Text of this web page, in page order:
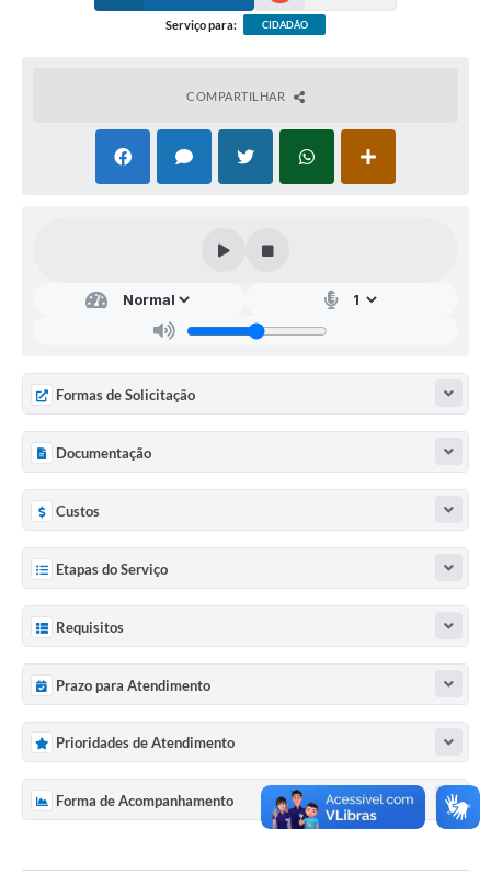
Serviço para: CIDADÃO
COMPARTILHAR
Formas de Solicitação
Documentação
Custos
Etapas do Serviço
Requisitos
Prazo para Atendimento
Prioridades de Atendimento
Forma de Acompanhamento